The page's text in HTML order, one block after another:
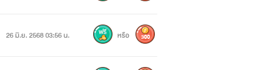
26 มิ.ย. 2568 03:56 น. หรือ 300